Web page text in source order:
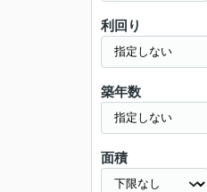
利回り
築年数
面積